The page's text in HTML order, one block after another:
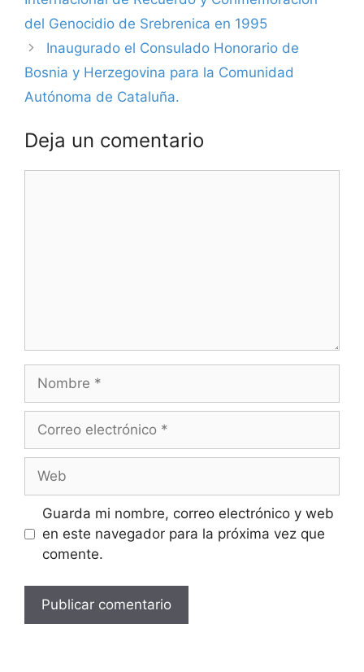
del Genocidio de Srebrenica en 1995
Inaugurado el Consulado Honorario de
Bosnia y Herzegovina para la Comunidad
Autónoma de Cataluña.
Deja un comentario
Nombre
Correo
Web
Guarda mi nombre, correo electrónico y web
en este navegador para la próxima vez que
comente.